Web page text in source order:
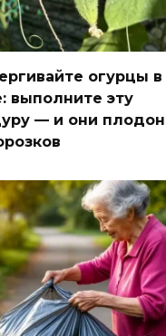
огурцы в
выполните эту
— и они